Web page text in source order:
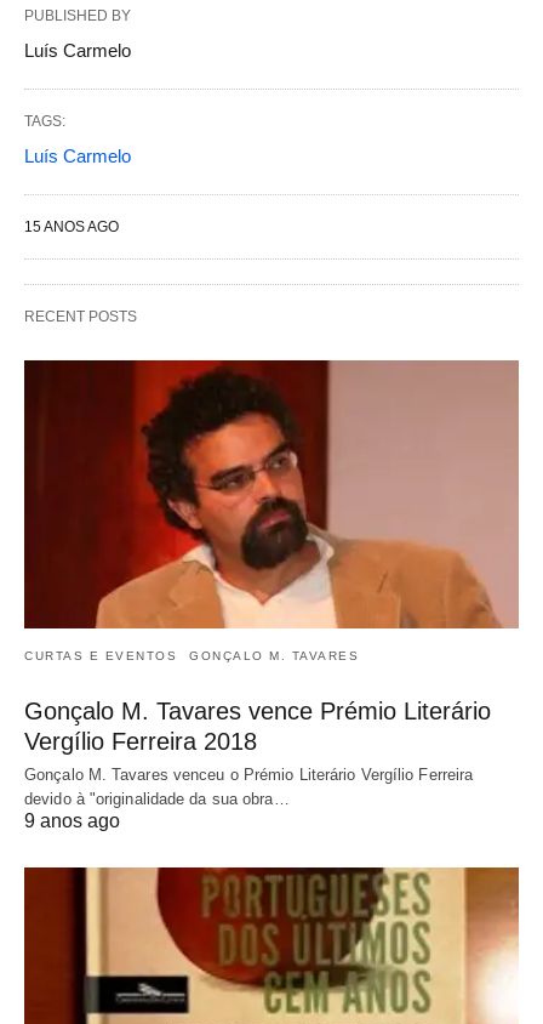
PUBLISHED BY
Luís Carmelo
TAGS:
Luís Carmelo
15 ANOS AGO
RECENT POSTS
CURTAS E EVENTOS GONÇALO M. TAVARES
Gonçalo M. Tavares vence Prémio Literário
Vergílio Ferreira 2018
Gonçalo M. Tavares venceu o Prémio Literário Vergílio Ferreira
devido à "originalidade da sua obra…
9 anos ago